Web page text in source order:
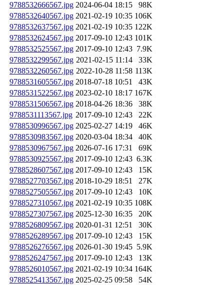
9788532666567.jpg 2024-06-04 18:15
98K
9788532640567.jpg 2021-02-19 10:35 106K
9788532637567.jpg 2021-02-19 10:35 122K
9788532624567.jpg 2017-09-10 12:43 101K
9788532525567.jpg 2017-09-10 12:43 7.9K
9788532299567.jpg 2021-02-15 11:14
33K
9788532260567.jpg 2022-10-28 11:58 113K
9788531605567.jpg 2018-07-18 10:51
43K
9788531522567.jpg 2023-02-10 18:17 167K
9788531506567.jpg 2018-04-26 18:36
38K
9788531113567.jpg 2017-09-10 12:43
22K
9788530996567.jpg 2025-02-27 14:19
46K
9788530983567.jpg 2020-03-04 18:34
40K
9788530967567.jpg 2026-07-16 17:31
69K
9788530925567.jpg 2017-09-10 12:43 6.3K
9788528607567.jpg 2017-09-10 12:43
15K
9788527703567.jpg 2018-10-29 18:51
27K
9788527505567.jpg 2017-09-10 12:43
10K
9788527310567.jpg 2021-02-19 10:35 108K
9788527307567.jpg 2025-12-30 16:35
20K
9788526809567.jpg 2020-01-31 12:51
30K
9788526289567.jpg 2017-09-10 12:43
15K
9788526276567.jpg 2026-01-30 19:45 5.9K
9788526247567.jpg 2017-09-10 12:43
13K
9788526010567.jpg 2021-02-19 10:34 164K
9788525413567.jpg 2025-02-25 09:58
54K